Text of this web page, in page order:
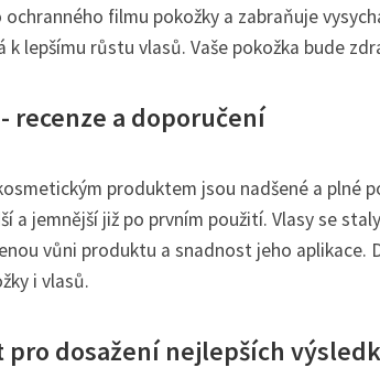
filmu pokožky a zabraňuje
lepšímu růstu vlasů. Vaše pokožka bude
recenze a doporučení
produktem jsou nadšené a plné
a jemnější již po prvním použití. Vlasy se
vůni produktu a snadnost jeho aplikace.
i vlasů.
dosažení nejlepších